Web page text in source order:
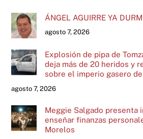
ÁNGEL AGUIRRE YA
agosto 7, 2026
Explosión de pipa de
deja más de 20 heridos y
sobre el imperio gasero
agosto 7, 2026
Meggie Salgado presenta
enseñar finanzas
Morelos